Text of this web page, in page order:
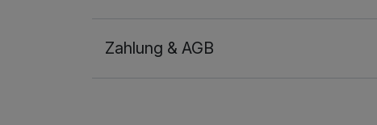
Zahlung & AGB